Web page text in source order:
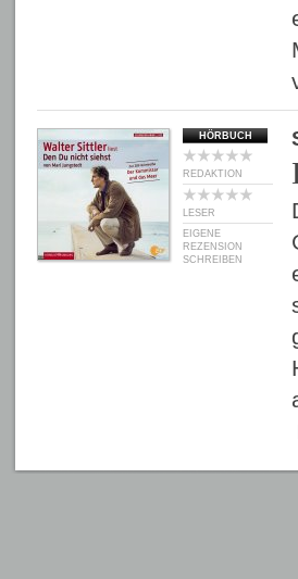
HÖRBUCH
REDAKTION
LESER
EIGENE
REZENSION
SCHREIBEN